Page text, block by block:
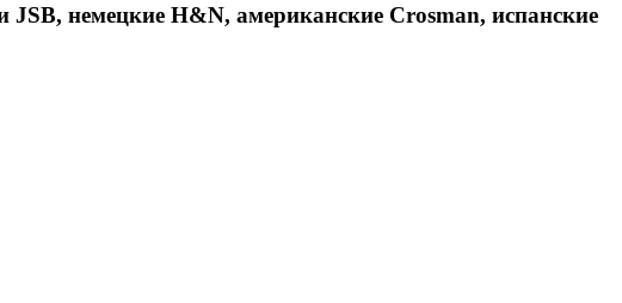
немецкие H&N, американские Crosman, испанские